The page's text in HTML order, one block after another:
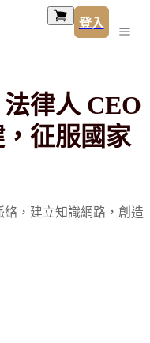
登入
律人 CEO
征服國家
，建立知識網路，創造